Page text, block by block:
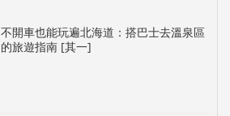
不開車也能玩遍北海道：搭巴士去溫泉區
的旅遊指南 [其一]